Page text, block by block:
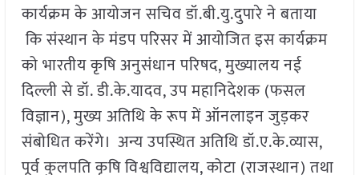
कार्यक्रम के आयोजन सचिव डॉ.बी.यु.दुपारे ने बताया
कि संस्थान के मंडप परिसर में आयोजित इस कार्यक्रम
को भारतीय कृषि अनुसंधान परिषद, मुख्यालय नई
दिल्ली से डॉ. डी.के.यादव, उप महानिदेशक (फसल
विज्ञान), मुख्य अतिथि के रूप में ऑनलाइन जुड़कर
संबोधित करेंगे। अन्य उपस्थित अतिथि डॉ.ए.के.व्यास,
पूर्व कुलपति कृषि विश्वविद्यालय, कोटा (राजस्थान) तथा